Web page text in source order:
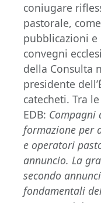
coniugare
pastorale,
pubblicazioni
convegni
della Consulta
presidente
catecheti. Tra
EDB:
formazione per
e operatori
annuncio. La
secondo
fondamentali